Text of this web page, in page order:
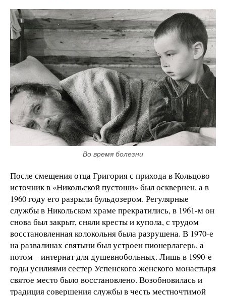
Во время болезни
После смещения отца Григория с прихода в Кольцово
источник в «Никольской пустоши» был осквернен, а в
1960 году его разрыли бульдозером. Регулярные
службы в Никольском храме прекратились, в 1961-м он
снова был закрыт, сняли кресты и купола, с трудом
восстановленная колокольня была разрушена. В 1970-е
на развалинах святыни был устроен пионерлагерь, а
потом – интернат для душевнобольных. Лишь в 1990-е
годы усилиями сестер Успенского женского монастыря
святое место было восстановлено. Возобновилась и
традиция совершения службы в честь местночтимой